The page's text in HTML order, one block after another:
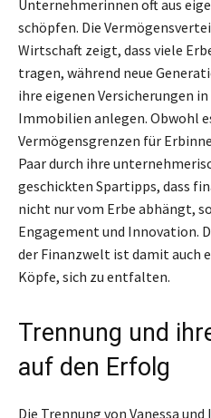
Unternehmerinnen oft aus
schöpfen. Die
Wirtschaft zeigt, dass viele
tragen, während neue
ihre eigenen Versicherungen
Immobilien anlegen. Obwohl
Vermögensgrenzen für
Paar durch ihre
geschickten Spartipps, dass
nicht nur vom Erbe abhängt,
Engagement und Innovation.
der Finanzwelt ist damit auch
Köpfe, sich zu entfalten.
Trennung und
auf den Erfolg
Die Trennung von Vanessa